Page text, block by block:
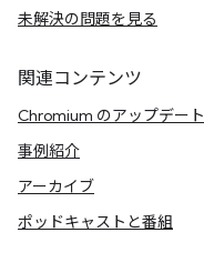
未解決の問題を見る
関連コンテンツ
Chromium のアップデート
事例紹介
アーカイブ
ポッドキャストと番組